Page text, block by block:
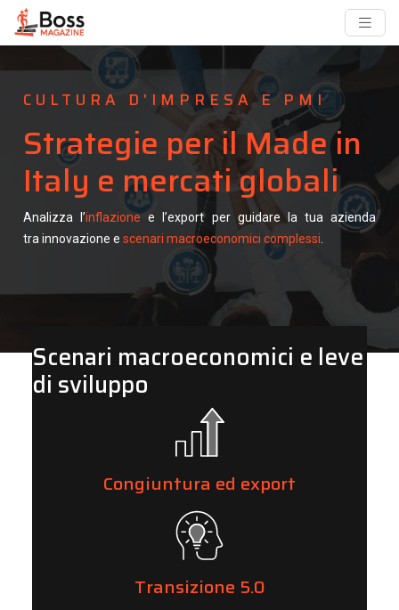
CULTURA D'IMPRESA E PMI
Strategie per il Made in
Italy e mercati globali
Analizza l’inflazionee l’export per guidare la tua azienda
tra innovazione e scenari macroeconomici complessi
Scenari macroeconomici e leve
di sviluppo
Congiuntura ed export
Transizione 5.0